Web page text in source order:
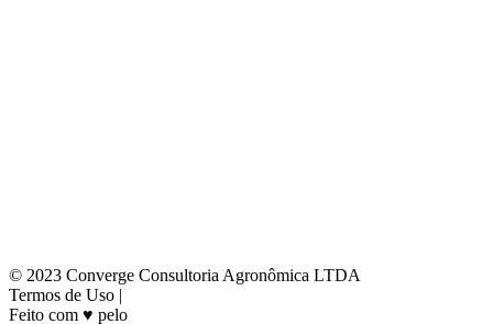
© 2023 Converge Consultoria Agronômica LTDA
Termos de Uso |
Feito com ♥ pelo